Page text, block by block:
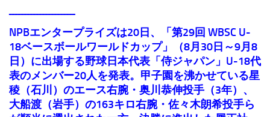
¯¯¯¯¯¯¯¯¯¯¯¯¯¯¯¯¯¯¯¯¯¯
NPBエンタープライズは20日、「第29回 WBSC U-
18ベースボールワールドカップ」（8月30日～9月8
日）に出場する野球日本代表「侍ジャパン」U-18代
表のメンバー20人を発表。甲子園を沸かせている星
稜（石川）のエース右腕・奥川恭伸投手（3年）、
大船渡（岩手）の163キロ右腕・佐々木朗希投手ら